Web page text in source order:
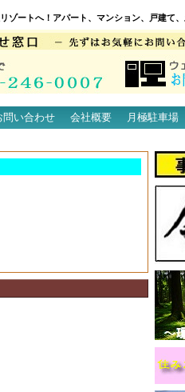
ートへ！アパート、マンション、戸建て
問い合わせ 会社概要 月極駐車場